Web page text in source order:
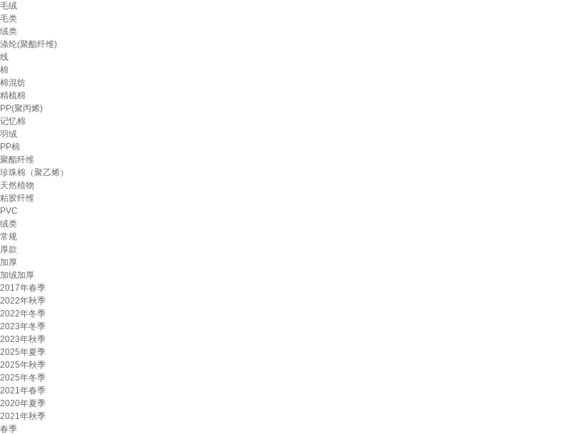
毛绒
毛类
绒类
涤纶(聚酯纤维)
线
棉
棉混纺
精梳棉
PP(聚丙烯)
记忆棉
羽绒
PP棉
聚酯纤维
珍珠棉（聚乙烯）
天然植物
粘胶纤维
PVC
绒类
常规
厚款
加厚
加绒加厚
2017年春季
2022年秋季
2022年冬季
2023年冬季
2023年秋季
2025年夏季
2025年秋季
2025年冬季
2021年春季
2020年夏季
2021年秋季
春季